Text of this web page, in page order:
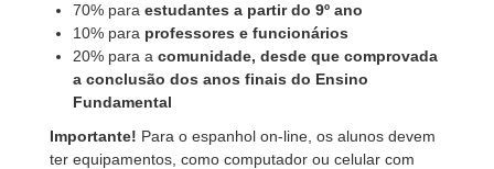
70% paraestudantes a partir do 9º ano
10% para professores e funcionários
20% para acomunidade, desde que comprovada
a conclusão dos anos finais do Ensino
Fundamental
Importante! Para o espanhol on-line, os alunos devem
ter equipamentos, como computador ou celular com